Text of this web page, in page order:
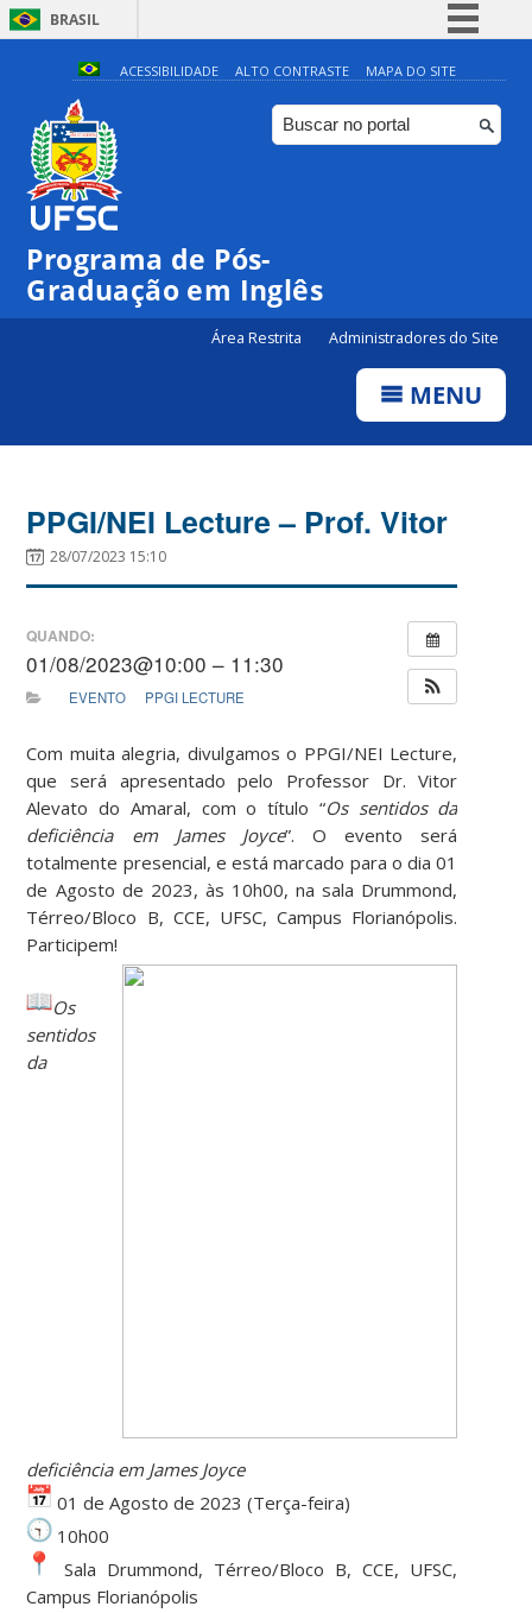
BRASIL
Simplifique!
Comunica BR
Participe
ACESSIBILIDADE ALTO CONTRASTE MAPA DO SITE
Programa de Pós-
Graduação em Inglês
Área Restrita Administradores do Site
MENU
PPGI/NEI Lecture – Prof. Vitor
28/07/2023 15:10
QUANDO:
01/08/2023@10:00 – 11:30
EVENTO PPGI LECTURE
Com muita alegria, divulgamos o PPGI/NEI Lecture,
que será apresentado pelo Professor Dr. Vitor
Alevato do Amaral, com o título “Os sentidos da
deficiência em James Joyce”. O evento será
totalmente presencial, e está marcado para o dia 01
de Agosto de 2023, às 10h00, na sala Drummond,
Térreo/Bloco B, CCE, UFSC, Campus Florianópolis.
Participem!
Os
sentidos
da
deficiência em James Joyce
01 de Agosto de 2023 (Terça-feira)
10h00
Sala Drummond, Térreo/Bloco B, CCE, UFSC,
Campus Florianópolis